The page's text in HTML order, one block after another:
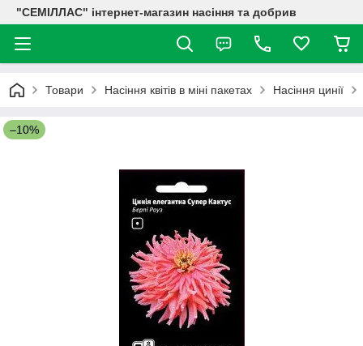
"СЕМІЛЛАС" інтернет-магазин насіння та добрив
Товари Насіння квітів в міні пакетах Насіння цинії
–10%